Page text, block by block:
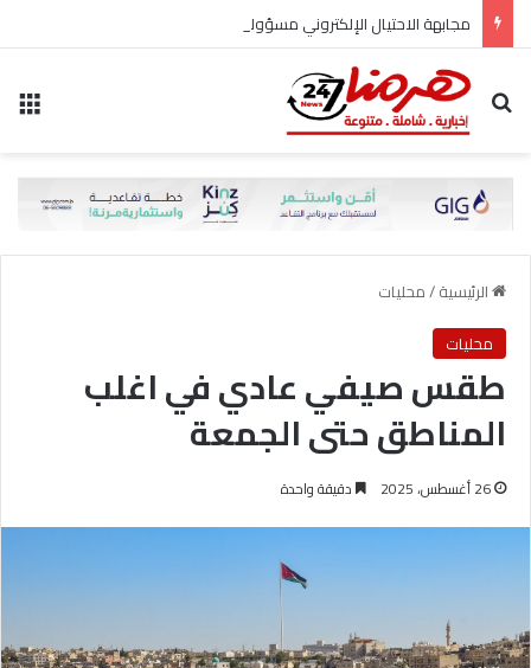
مجابهة الاحتيال الإلكتروني مسؤولية مشتركة
بحث عن
الرئيسية/محليات
محليات
طقس صيفي عادي في اغلب
المناطق حتى الجمعة
26 أغسطس، 2025 دقيقة واحدة